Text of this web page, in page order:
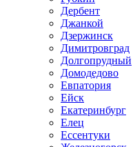
Дербент
Джанкой
Дзержинск
Димитровград
Долгопрудный
Домодедово
Евпатория
Ейск
Екатеринбург
Елец
Ессентуки